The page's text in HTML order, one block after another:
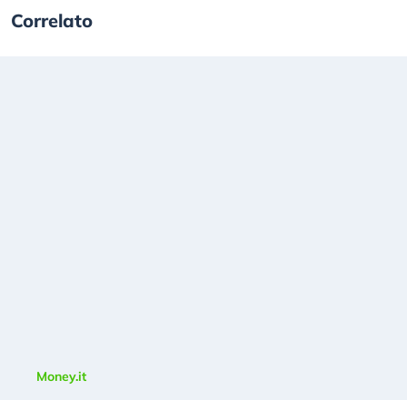
Correlato
Money.it